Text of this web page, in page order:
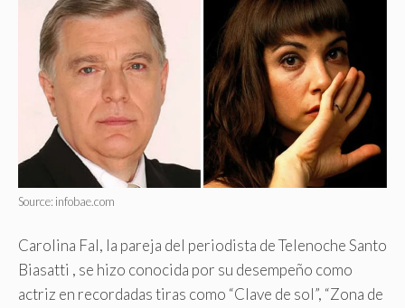
Source: infobae.com
Carolina Fal, la pareja del periodista de Telenoche Santo
Biasatti , se hizo conocida por su desempeño como
actriz en recordadas tiras como “Clave de sol”, “Zona de